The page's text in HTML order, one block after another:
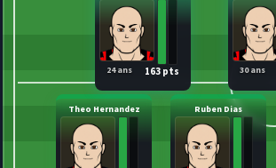
Theo Hernandez Ruben Dias
163 pts
24 ans 30 ans